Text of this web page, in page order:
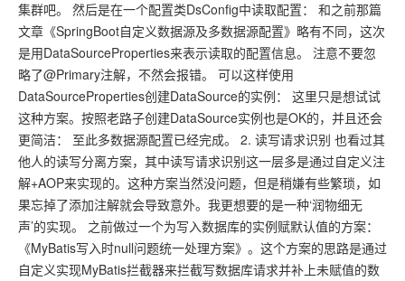
集群吧。 然后是在一个配置类DsConfig中读取配置： 和之前那篇
文章《SpringBoot自定义数据源及多数据源配置》略有不同，这次
是用DataSourceProperties来表示读取的配置信息。 注意不要忽
略了@Primary注解，不然会报错。 可以这样使用
DataSourceProperties创建DataSource的实例： 这里只是想试试
这种方案。按照老路子创建DataSource实例也是OK的，并且还会
更简洁： 至此多数据源配置已经完成。 2. 读写请求识别 也看过其
他人的读写分离方案，其中读写请求识别这一层多是通过自定义注
解+AOP来实现的。这种方案当然没问题，但是稍嫌有些繁琐，如
果忘掉了添加注解就会导致意外。我更想要的是一种‘润物细无
声’的实现。 之前做过一个为写入数据库的实例赋默认值的方案：
《MyBatis写入时null问题统一处理方案》。这个方案的思路是通过
自定义实现MyBatis拦截器来拦截写数据库请求并补上未赋值的数